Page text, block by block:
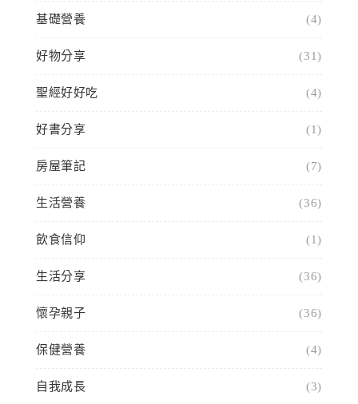
基礎營養 (4)
好物分享 (31)
聖經好好吃 (4)
好書分享 (1)
房屋筆記 (7)
生活營養 (36)
飲食信仰 (1)
生活分享 (36)
懷孕親子 (36)
保健營養 (4)
自我成長 (3)